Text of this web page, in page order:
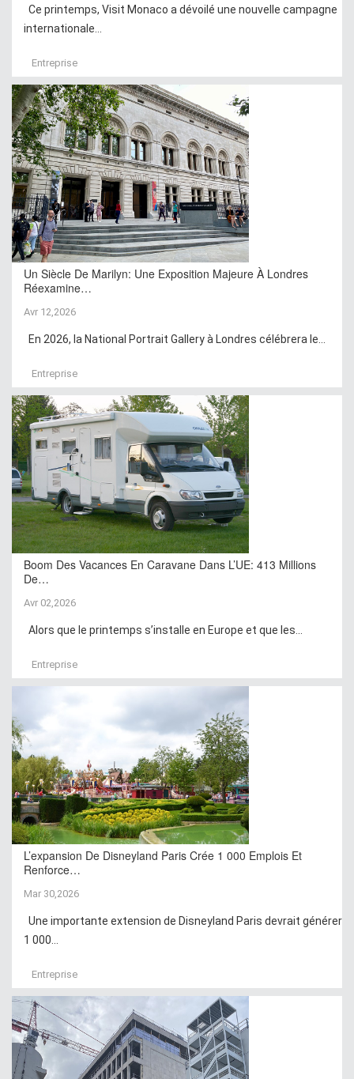
Ce printemps, Visit Monaco a dévoilé une nouvelle campagne
internationale...
Entreprise
Un Siècle De Marilyn: Une Exposition Majeure À Londres
Réexamine…
Avr 12,2026
En 2026, la National Portrait Gallery à Londres célébrera le...
Entreprise
Boom Des Vacances En Caravane Dans L’UE: 413 Millions
De…
Avr 02,2026
Alors que le printemps s’installe en Europe et que les...
Entreprise
L’expansion De Disneyland Paris Crée 1 000 Emplois Et
Renforce…
Mar 30,2026
Une importante extension de Disneyland Paris devrait générer
1 000...
Entreprise